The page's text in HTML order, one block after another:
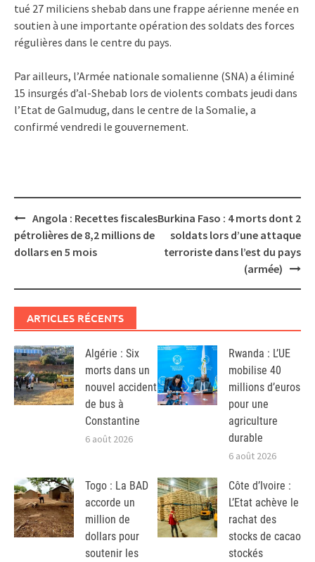
tué 27 miliciens shebab dans une frappe aérienne menée en
soutien à une importante opération des soldats des forces
régulières dans le centre du pays.
Par ailleurs, l’Armée nationale somalienne (SNA) a éliminé
15 insurgés d’al-Shebab lors de violents combats jeudi dans
l’Etat de Galmudug, dans le centre de la Somalie, a
confirmé vendredi le gouvernement.
Post
navigation
Angola : Recettes fiscales
pétrolières de 8,2 millions de
dollars en 5 mois
Burkina Faso : 4 morts dont 2
soldats lors d’une attaque
terroriste dans l’est du pays
(armée)
ARTICLES RÉCENTS
Algérie : Six
morts dans un
nouvel accident
de bus à
Constantine
6 août 2026
Rwanda : L’UE
mobilise 40
millions d’euros
pour une
agriculture
durable
6 août 2026
Togo : La BAD
accorde un
million de
dollars pour
soutenir les
Côte d’Ivoire :
L’Etat achève le
rachat des
stocks de cacao
stockés